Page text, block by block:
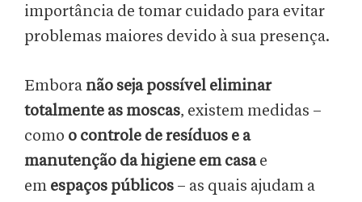
importância de tomar cuidado para evitar
problemas maiores devido à sua presença.
Embora não seja possível eliminar
totalmente as moscas, existem medidas –
como o controle de resíduos e a
manutenção da higiene em casae
em espaços públicos – as quais ajudam a